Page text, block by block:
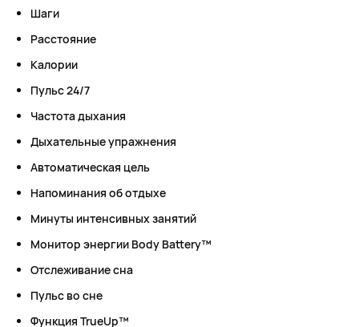
Шаги
Расстояние
Калории
Пульс 24/7
Частота дыхания
Дыхательные упражнения
Автоматическая цель
Напоминания об отдыхе
Минуты интенсивных занятий
Монитор энергии Body Battery™
Отслеживание сна
Пульс во сне
Функция TrueUp™